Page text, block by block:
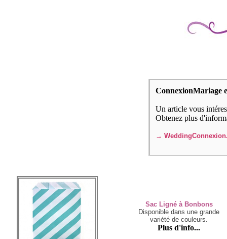
ConnexionMariage
Un article vous
Obtenez plus
→
Sac Ligné à Bonbons
Disponible dans une grande
variété de couleurs.
Plus d'info...